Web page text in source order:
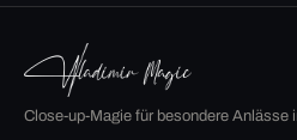
Close-up-Magie für besondere Anlässe